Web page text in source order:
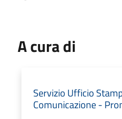
A cura di
Servizio Ufficio
Comunicazione -